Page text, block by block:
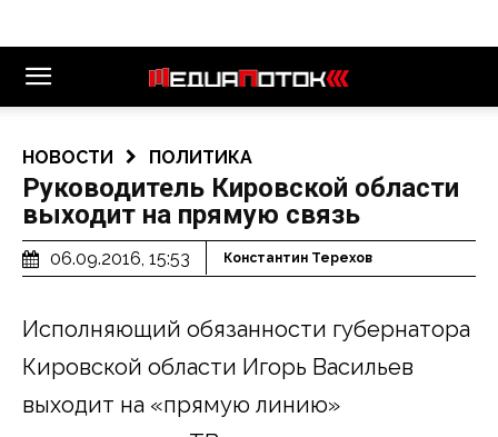
НОВОСТИ ПОЛИТИКА
Руководитель Кировской области
выходит на прямую связь
06.09.2016, 15:53 Константин Терехов
Исполняющий обязанности губернатора
Кировской области Игорь Васильев
выходит на «прямую линию»